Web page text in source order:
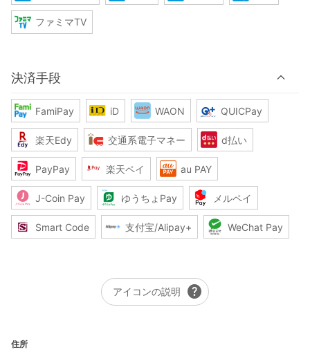
ファミマTV
決済手段
FamiPay iD WAON QUICPay
楽天Edy 交通系電子マネー d払い
PayPay 楽天ペイ au PAY
J-Coin Pay ゆうちょPay メルペイ
Smart Code 支付宝/Alipay+ WeChat Pay
アイコンの説明 help
住所